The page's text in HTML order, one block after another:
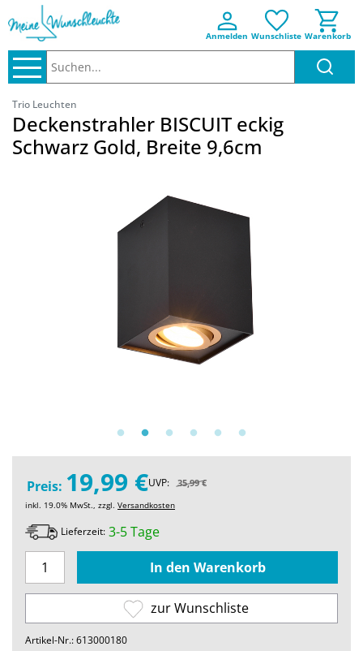
Anmelden Wunschliste Warenkorb
Trio Leuchten
Deckenstrahler BISCUIT eckig
Schwarz Gold, Breite 9,6cm
Preis: 19,99 €UVP: 35,99 €
inkl. 19.0% MwSt., zzgl. Versandkosten
Lieferzeit: 3-5 Tage
zur Wunschliste
Artikel-Nr.: 613000180